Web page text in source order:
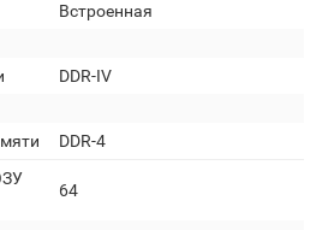
Встроенная
DDR-IV
DDR-4
64